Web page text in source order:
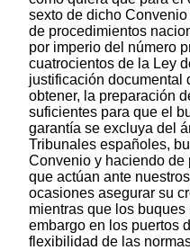
sexto de dicho
de procedimientos
por imperio del número
cuatrocientos de la Ley
justificación documental
obtener, la preparación
suficientes para que el
garantía se excluya del
Tribunales españoles,
Convenio y haciendo de
que actúan ante
ocasiones asegurar su
mientras que los
embargo en los puertos
flexibilidad de las